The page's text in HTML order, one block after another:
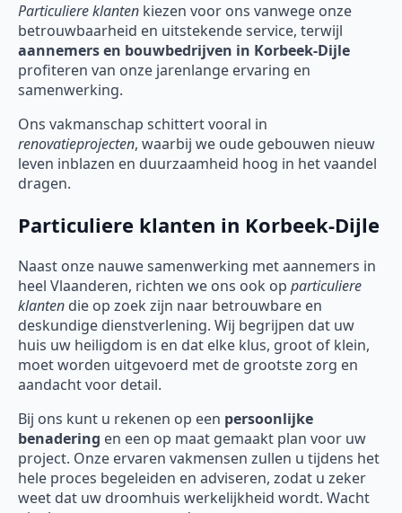
Particuliere klanten kiezen voor ons vanwege onze
betrouwbaarheid en uitstekende service, terwijl
aannemers en bouwbedrijven in Korbeek-Dijle
profiteren van onze jarenlange ervaring en
samenwerking.
Ons vakmanschap schittert vooral in
renovatieprojecten, waarbij we oude gebouwen nieuw
leven inblazen en duurzaamheid hoog in het vaandel
dragen.
Particuliere klanten in Korbeek-Dijle
Naast onze nauwe samenwerking met aannemers in
heel Vlaanderen, richten we ons ook op particuliere
klanten die op zoek zijn naar betrouwbare en
deskundige dienstverlening. Wij begrijpen dat uw
huis uw heiligdom is en dat elke klus, groot of klein,
moet worden uitgevoerd met de grootste zorg en
aandacht voor detail.
Bij ons kunt u rekenen op een persoonlijke
benadering en een op maat gemaakt plan voor uw
project. Onze ervaren vakmensen zullen u tijdens het
hele proces begeleiden en adviseren, zodat u zeker
weet dat uw droomhuis werkelijkheid wordt. Wacht